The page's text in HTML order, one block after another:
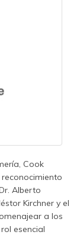
Cook
Alberto
Kirchner y el
a los
esencial